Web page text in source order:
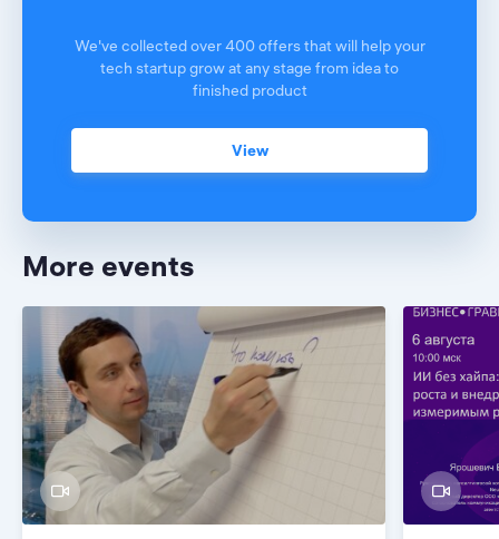
We've collected over 400 offers that will help your
tech startup grow at any stage from idea to
finished product
View
More events